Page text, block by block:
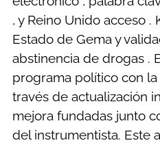
, y Reino Unido acceso .
Estado de Gema y
abstinencia de drogas .
programa político con
través de actualización
mejora fundadas junto
del instrumentista. Este